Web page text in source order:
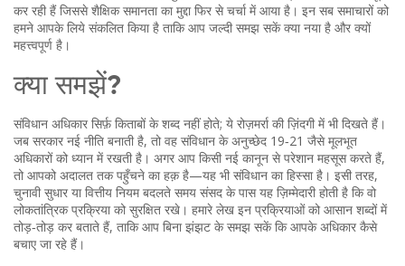
कर रही हैं जिससे शैक्षिक समानता का मुद्दा फिर से चर्चा में आया है। इन सब समाचारों को
हमने आपके लिये संकलित किया है ताकि आप जल्दी समझ सकें क्या नया है और क्यों
महत्त्वपूर्ण है।
क्या समझें?
संविधान अधिकार सिर्फ़ किताबों के शब्द नहीं होते; ये रोज़मर्रा की ज़िंदगी में भी दिखते हैं।
जब सरकार नई नीति बनाती है, तो वह संविधान के अनुच्छेद 19‑21 जैसे मूलभूत
अधिकारों को ध्यान में रखती है। अगर आप किसी नई कानून से परेशान महसूस करते हैं,
तो आपको अदालत तक पहुँचने का हक़ है—यह भी संविधान का हिस्सा है। इसी तरह,
चुनावी सुधार या वित्तीय नियम बदलते समय संसद के पास यह ज़िम्मेदारी होती है कि वो
लोकतांत्रिक प्रक्रिया को सुरक्षित रखे। हमारे लेख इन प्रक्रियाओं को आसान शब्दों में
तोड़‑तोड़ कर बताते हैं, ताकि आप बिना झंझट के समझ सकें कि आपके अधिकार कैसे
बचाए जा रहे हैं।